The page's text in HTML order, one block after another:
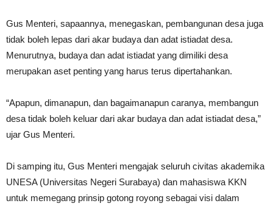
Gus Menteri, sapaannya, menegaskan, pembangunan desa juga
tidak boleh lepas dari akar budaya dan adat istiadat desa.
Menurutnya, budaya dan adat istiadat yang dimiliki desa
merupakan aset penting yang harus terus dipertahankan.
“Apapun, dimanapun, dan bagaimanapun caranya, membangun
desa tidak boleh keluar dari akar budaya dan adat istiadat desa,”
ujar Gus Menteri.
Di samping itu, Gus Menteri mengajak seluruh civitas akademika
UNESA (Universitas Negeri Surabaya) dan mahasiswa KKN
untuk memegang prinsip gotong royong sebagai visi dalam